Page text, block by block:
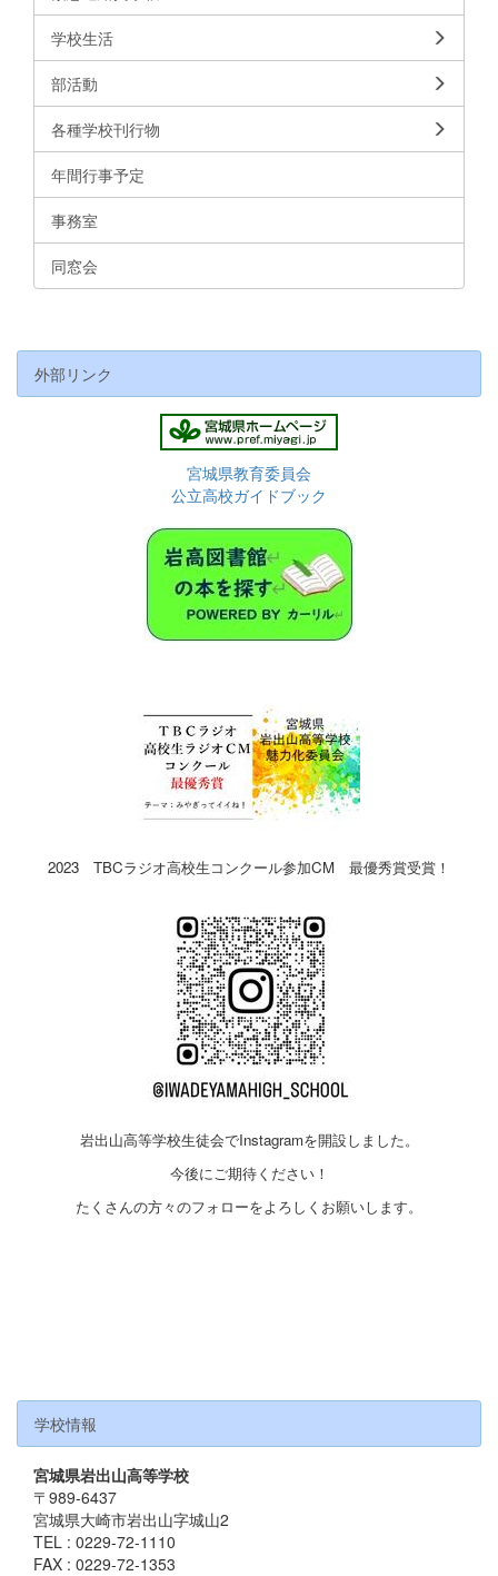
学校生活
部活動
各種学校刊行物
年間行事予定
事務室
同窓会
外部リンク
宮城県教育委員会
公立高校ガイドブック
2023 TBCラジオ高校生コンクール参加CM 最優秀賞受賞！
岩出山高等学校生徒会でInstagramを開設しました。
今後にご期待ください！
たくさんの方々のフォローをよろしくお願いします。
学校情報
宮城県岩出山高等学校
〒989-6437
宮城県大崎市岩出山字城山2
TEL : 0229-72-1110
FAX : 0229-72-1353